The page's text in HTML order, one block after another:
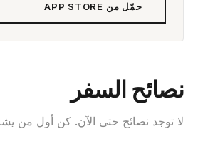
حمّل من APP STORE
نصائح السفر
لا توجد نصائح حتى الآن. كن أول من